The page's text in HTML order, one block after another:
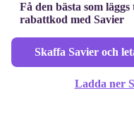
Få den bästa som
rabattkod med Savier
Skaffa Savier och
Ladda ner